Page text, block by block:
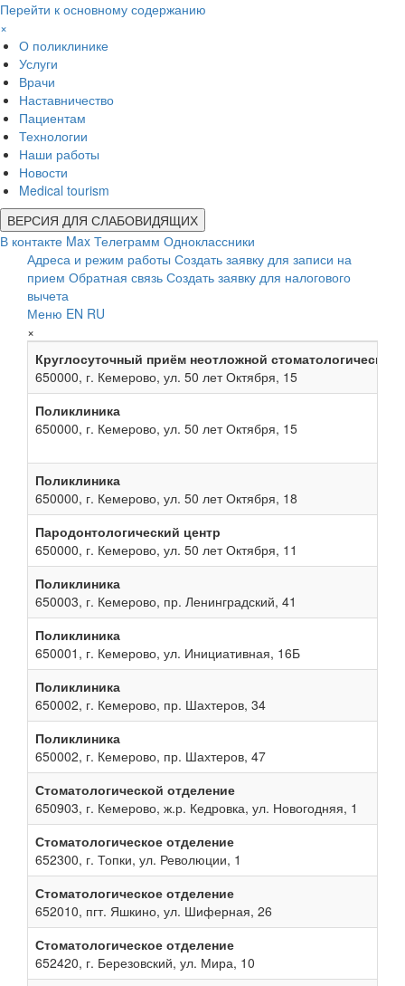
Перейти к основному содержанию
×
О поликлинике
Услуги
Врачи
Наставничество
Пациентам
Технологии
Наши работы
Новости
Medical tourism
ВЕРСИЯ ДЛЯ СЛАБОВИДЯЩИХ
В контакте Max Телеграмм Одноклассники
Адреса и режим работы Создать заявку для записи на
прием Обратная связь Создать заявку для налогового
вычета
Меню EN RU
×
Круглосуточный приём неотложной
650000, г. Кемерово, ул. 50 лет Октября, 15
Поликлиника
650000, г. Кемерово, ул. 50 лет Октября, 15
Поликлиника
650000, г. Кемерово, ул. 50 лет Октября, 18
Пародонтологический центр
650000, г. Кемерово, ул. 50 лет Октября, 11
Поликлиника
650003, г. Кемерово, пр. Ленинградский, 41
Поликлиника
650001, г. Кемерово, ул. Инициативная, 16Б
Поликлиника
650002, г. Кемерово, пр. Шахтеров, 34
Поликлиника
650002, г. Кемерово, пр. Шахтеров, 47
Стоматологической отделение
650903, г. Кемерово, ж.р. Кедровка, ул. Новогодняя, 1
Стоматологическое отделение
652300, г. Топки, ул. Революции, 1
Стоматологическое отделение
652010, пгт. Яшкино, ул. Шиферная, 26
Стоматологическое отделение
652420, г. Березовский, ул. Мира, 10